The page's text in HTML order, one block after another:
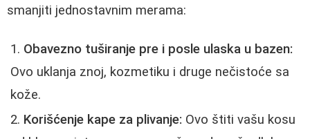
smanjiti jednostavnim merama:
Obavezno tuširanje pre i posle ulaska u bazen:
Ovo uklanja znoj, kozmetiku i druge nečistoće sa
kože.
Korišćenje kape za plivanje: Ovo štiti vašu kosu